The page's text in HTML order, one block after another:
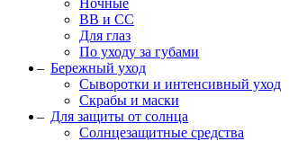
Ночные
BB и CC
Для глаз
По уходу за губами
Бережный уход
Сыворотки и интенсивный уход
Скрабы и маски
Для защиты от солнца
Солнцезащитные средства